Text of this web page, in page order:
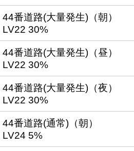
44番道路(大量発生)（朝）
LV22 30%
44番道路(大量発生)（昼）
LV22 30%
44番道路(大量発生)（夜）
LV22 30%
44番道路(通常)（朝）
LV24 5%